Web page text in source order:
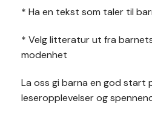
* Ha en tekst som taler til
* Velg litteratur ut fra
modenhet
La oss gi barna en god start
leseropplevelser og